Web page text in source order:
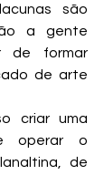
são
a gente
de formar
de arte
criar uma
operar o
de